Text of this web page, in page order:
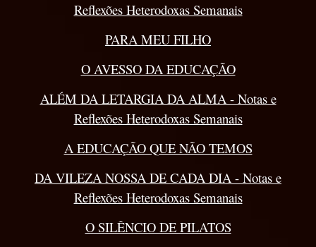
Reflexões Heterodoxas Semanais
PARA MEU FILHO
O AVESSO DA EDUCAÇÃO
ALÉM DA LETARGIA DA ALMA - Notas e
Reflexões Heterodoxas Semanais
A EDUCAÇÃO QUE NÃO TEMOS
DA VILEZA NOSSA DE CADA DIA - Notas e
Reflexões Heterodoxas Semanais
O SILÊNCIO DE PILATOS